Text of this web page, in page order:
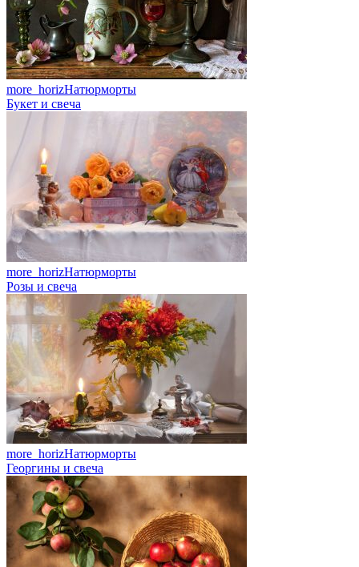
more_horizНатюрморты
Букет и свеча
more_horizНатюрморты
Розы и свеча
more_horizНатюрморты
Георгины и свеча